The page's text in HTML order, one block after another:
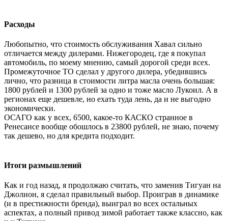
Расходы
Любопытно, что стоимость обслуживания Хавал сильно
отличается между дилерами. Нижегородец, где я покупал
автомобиль, по моему мнению, самый дорогой среди всех.
Промежуточное ТО сделал у другого дилера, убедившись
лично, что разница в стоимости литра масла очень большая:
1800 рублей и 1300 рублей за одно и тоже масло Лукоил. А в
регионах еще дешевле, но ехать туда лень, да и не выгодно
экономически.
ОСАГО как у всех, 6500, какое-то КАСКО странное в
Ренесансе вообще обошлось в 23800 рублей, не знаю, почему
так дешево, но для кредита подходит.
Итоги размышлений
Как и год назад, я продолжаю считать, что заменив Тигуан на
Джолион, я сделал правильный выбор. Проиграв в динамике
(и в престижности бренда), выиграл во всех остальных
аспектах, а полный привод зимой работает также классно, как